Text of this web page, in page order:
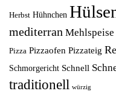
Herbst Hühnchen
mediterran Mehlspeise
Pizza Pizzaofen Pizzateig
Schmorgericht Schnell
traditionell würzig